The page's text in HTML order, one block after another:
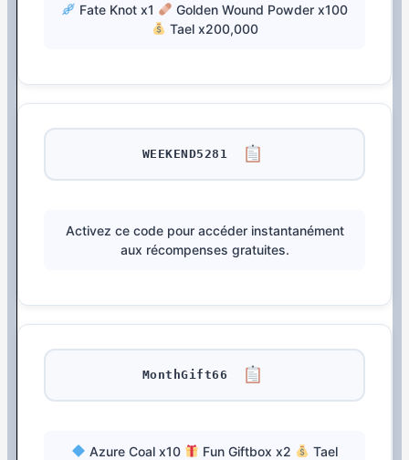
Fate Knot x1
Golden Wound Powder x100
Tael x200,000
WEEKEND5281
Activez ce code pour accéder instantanément
aux récompenses gratuites.
MonthGift66
Azure Coal x10 Fun Giftbox x2
Tael